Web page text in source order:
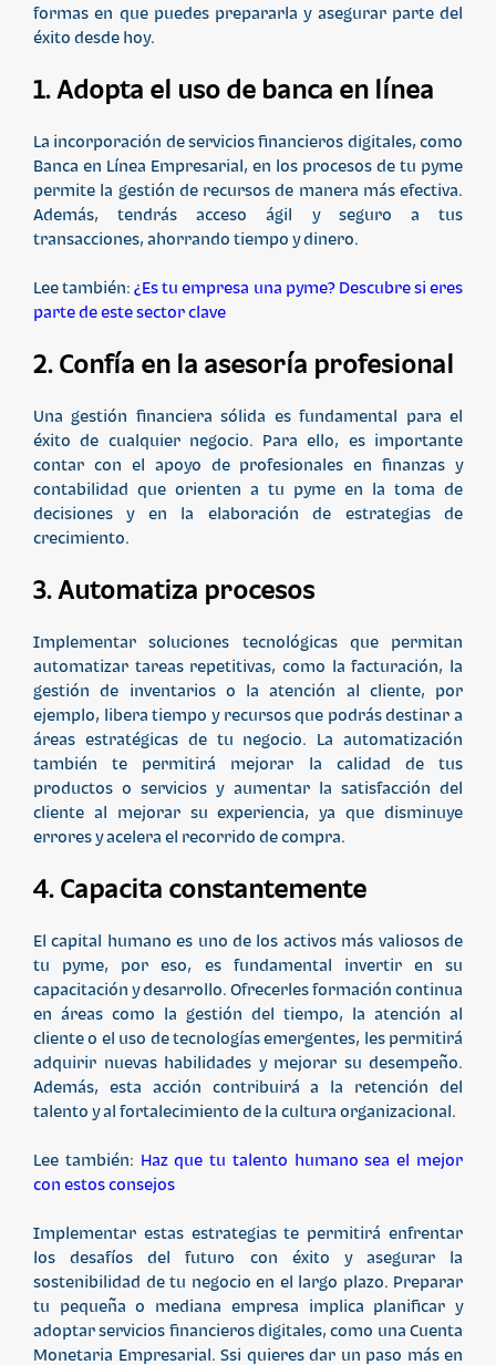
formas en que puedes prepararla y asegurar parte del
éxito desde hoy.
1. Adopta el uso de banca en línea
La incorporación de servicios financieros digitales, como
Banca en Línea Empresarial, en los procesos de tu pyme
permite la gestión de recursos de manera más efectiva.
Además, tendrás acceso ágil y seguro a tus
transacciones, ahorrando tiempo y dinero.
Lee también:¿Es tu empresa una pyme? Descubre si eres
parte de este sector clave
2. Confía en la asesoría profesional
Una gestión financiera sólida es fundamental para el
éxito de cualquier negocio. Para ello, es importante
contar con el apoyo de profesionales en finanzas y
contabilidad que orienten a tu pyme en la toma de
decisiones y en la elaboración de estrategias de
crecimiento.
3. Automatiza procesos
Implementar soluciones tecnológicas que permitan
automatizar tareas repetitivas, como la facturación, la
gestión de inventarios o la atención al cliente, por
ejemplo, libera tiempo y recursos que podrás destinar a
áreas estratégicas de tu negocio. La automatización
también te permitirá mejorar la calidad de tus
productos o servicios y aumentar la satisfacción del
cliente al mejorar su experiencia, ya que disminuye
errores y acelera el recorrido de compra.
4. Capacita constantemente
El capital humano es uno de los activos más valiosos de
tu pyme, por eso, es fundamental invertir en su
capacitación y desarrollo. Ofrecerles formación continua
en áreas como la gestión del tiempo, la atención al
cliente o el uso de tecnologías emergentes, les permitirá
adquirir nuevas habilidades y mejorar su desempeño.
Además, esta acción contribuirá a la retención del
talento y al fortalecimiento de la cultura organizacional.
Lee también: Haz que tu talento humano sea el mejor
con estos consejos
Implementar estas estrategias te permitirá enfrentar
los desafíos del futuro con éxito y asegurar la
sostenibilidad de tu negocio en el largo plazo. Preparar
tu pequeña o mediana empresa implica planificar y
adoptar servicios financieros digitales, como una Cuenta
Monetaria Empresarial. Ssi quieres dar un paso más en